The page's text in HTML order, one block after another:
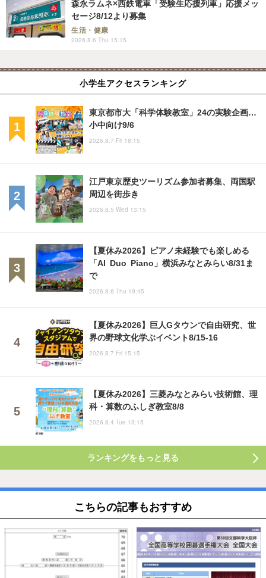
森永ラムネ×西鉄電車「受験生応援列車」応援メッ
セージ8/12より募集
生活・健康
2026.8.6 Thu 15:15
小学生アクセスランキング
東京都市大「科学体験教室」24の実験企画…
小中向け9/6
2026.8.7 Fri 18:15
江戸東京歴史ツーリズム参加者募集、両国駅
周辺を街歩き
2026.8.5 Wed 13:15
【夏休み2026】ピアノ未経験でも楽しめる
「AI Duo Piano」横浜みなとみらい8/31ま
で
2026.8.6 Thu 19:45
【夏休み2026】巨人Gタウンで自由研究、世
界の野球文化学ぶイベント8/15-16
2026.8.7 Fri 15:15
【夏休み2026】三菱みなとみらい技術館、理
科・算数のふしぎ教室8/8
2026.8.4 Tue 13:15
ランキングをもっと見る
こちらの記事もおすすめ